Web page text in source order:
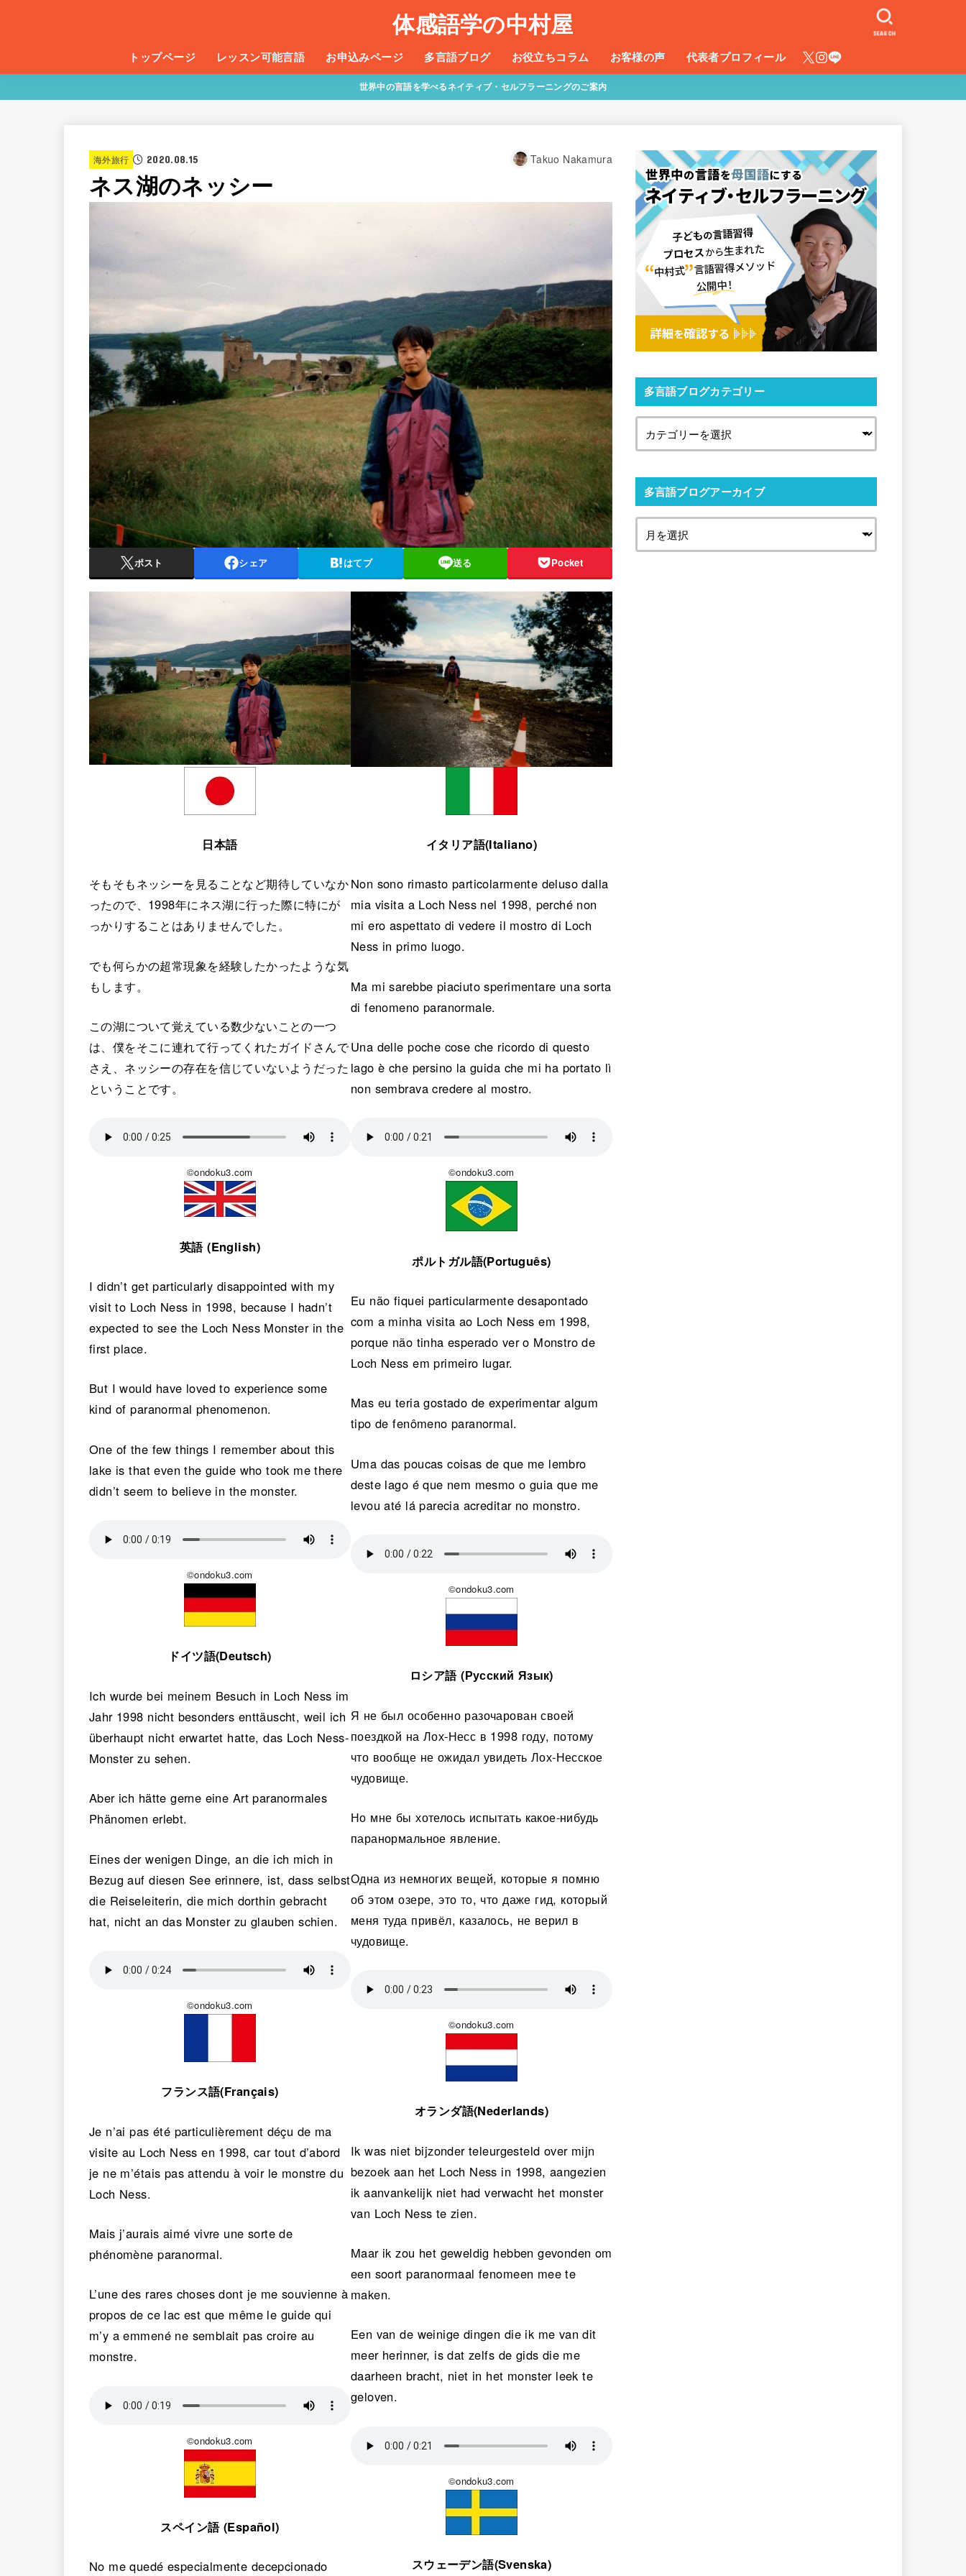
体感語学の中村屋
トップページ レッスン可能言語 お申込みページ 多言語ブログ お役立ちコラム お客様の声 代表者プロフィール
SEARCH
世界中の言語を学べるネイティブ・セルフラーニングのご案内
海外旅行 2020.08.15 Takuo Nakamura
ネス湖のネッシー
ポスト シェア はてブ 送る Pocket
日本語
そもそもネッシーを見ることなど期待していなか
ったので、1998年にネス湖に行った際に特にが
っかりすることはありませんでした。
でも何らかの超常現象を経験したかったような気
もします。
この湖について覚えている数少ないことの一つ
は、僕をそこに連れて行ってくれたガイドさんで
さえ、ネッシーの存在を信じていないようだった
ということです。
©ondoku3.com
英語 (English)
I didn’t get particularly disappointed with my
visit to Loch Ness in 1998, because I hadn’t
expected to see the Loch Ness Monster in the
first place.
But I would have loved to experience some
kind of paranormal phenomenon.
One of the few things I remember about this
lake is that even the guide who took me there
didn’t seem to believe in the monster.
©ondoku3.com
ドイツ語(Deutsch)
Ich wurde bei meinem Besuch in Loch Ness im
Jahr 1998 nicht besonders enttäuscht, weil ich
überhaupt nicht erwartet hatte, das Loch Ness-
Monster zu sehen.
Aber ich hätte gerne eine Art paranormales
Phänomen erlebt.
Eines der wenigen Dinge, an die ich mich in
Bezug auf diesen See erinnere, ist, dass selbst
die Reiseleiterin, die mich dorthin gebracht
hat, nicht an das Monster zu glauben schien.
©ondoku3.com
フランス語(Français)
Je n’ai pas été particulièrement déçu de ma
visite au Loch Ness en 1998, car tout d’abord
je ne m’étais pas attendu à voir le monstre du
Loch Ness.
Mais j’aurais aimé vivre une sorte de
phénomène paranormal.
L’une des rares choses dont je me souvienne à
propos de ce lac est que même le guide qui
m’y a emmené ne semblait pas croire au
monstre.
©ondoku3.com
スペイン語 (Español)
No me quedé especialmente decepcionado
イタリア語(Italiano)
Non sono rimasto particolarmente deluso dalla
mia visita a Loch Ness nel 1998, perché non
mi ero aspettato di vedere il mostro di Loch
Ness in primo luogo.
Ma mi sarebbe piaciuto sperimentare una sorta
di fenomeno paranormale.
Una delle poche cose che ricordo di questo
lago è che persino la guida che mi ha portato lì
non sembrava credere al mostro.
©ondoku3.com
ポルトガル語(Português)
Eu não fiquei particularmente desapontado
com a minha visita ao Loch Ness em 1998,
porque não tinha esperado ver o Monstro de
Loch Ness em primeiro lugar.
Mas eu teria gostado de experimentar algum
tipo de fenômeno paranormal.
Uma das poucas coisas de que me lembro
deste lago é que nem mesmo o guia que me
levou até lá parecia acreditar no monstro.
©ondoku3.com
ロシア語 (Русский Язык)
Я не был особенно разочарован своей
поездкой на Лох-Несс в 1998 году, потому
что вообще не ожидал увидеть Лох-Несское
чудовище.
Но мне бы хотелось испытать какое-нибудь
паранормальное явление.
Одна из немногих вещей, которые я помню
об этом озере, это то, что даже гид, который
меня туда привёл, казалось, не верил в
чудовище.
©ondoku3.com
オランダ語(Nederlands)
Ik was niet bijzonder teleurgesteld over mijn
bezoek aan het Loch Ness in 1998, aangezien
ik aanvankelijk niet had verwacht het monster
van Loch Ness te zien.
Maar ik zou het geweldig hebben gevonden om
een soort paranormaal fenomeen mee te
maken.
Een van de weinige dingen die ik me van dit
meer herinner, is dat zelfs de gids die me
daarheen bracht, niet in het monster leek te
geloven.
©ondoku3.com
スウェーデン語(Svenska)
多言語ブログカテゴリー
多言語ブログアーカイブ